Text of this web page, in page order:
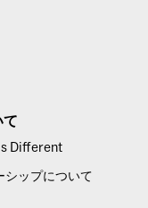
て
Different
シップについて